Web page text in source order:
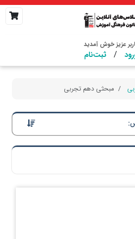
عزیز خوش آمدید
/ ثبت‌نام
مبحثی دهم تجربی